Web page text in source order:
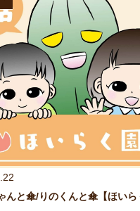
んと傘/りのくんと傘【ほいら